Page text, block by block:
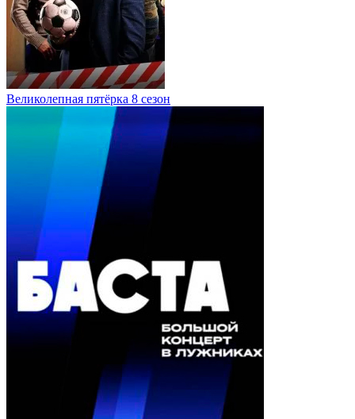
Великолепная пятёрка 8 сезон